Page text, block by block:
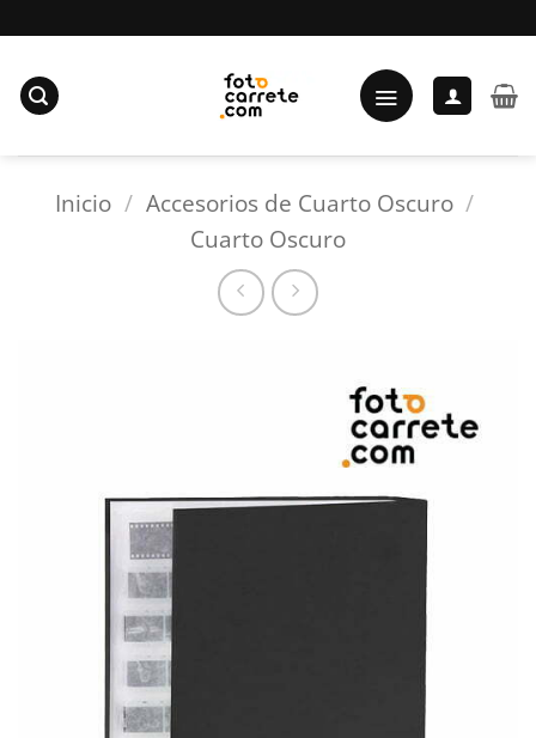
al
contenido
Inicio / Accesorios de Cuarto Oscuro /
Cuarto Oscuro